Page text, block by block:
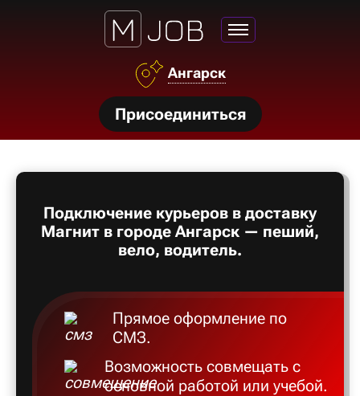
Ангарск
Присоединиться
Подключение курьеров в доставку
Магнит в городе Ангарск — пеший,
вело, водитель.
Прямое оформление по
СМЗ.
Возможность совмещать с
основной работой или учебой.